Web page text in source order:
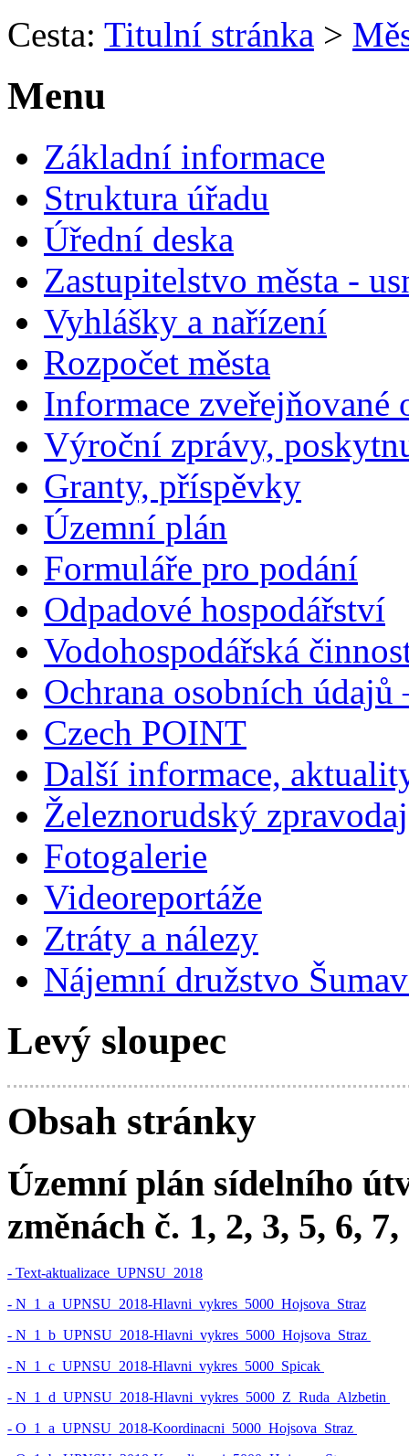
Cesta: Titulní stránka >
Menu
Základní informace
Struktura úřadu
Úřední deska
Zastupitelstvo města -
Vyhlášky a nařízení
Rozpočet města
Informace zveřejňované
Výroční zprávy,
Granty, příspěvky
Územní plán
Formuláře pro podání
Odpadové hospodářství
Vodohospodářská
Ochrana osobních údajů
Czech POINT
Další informace,
Železnorudský zpravodaj
Fotogalerie
Videoreportáže
Ztráty a nálezy
Nájemní družstvo
Levý sloupec
Obsah stránky
Územní plán sídelního
změnách č. 1, 2, 3, 5, 6,
- Text-aktualizace_UPNSU_2018
- N_1_a_UPNSU_2018-Hlavni_vykres_5000_Hojsova_Straz
- N_1_b_UPNSU_2018-Hlavni_vykres_5000_Hojsova_Straz
- N_1_c_UPNSU_2018-Hlavni_vykres_5000_Spicak
- N_1_d_UPNSU_2018-Hlavni_vykres_5000_Z_Ruda_Alzbetin
- O_1_a_UPNSU_2018-Koordinacni_5000_Hojsova_Straz